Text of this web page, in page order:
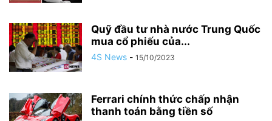
Quỹ đầu tư nhà nước Trung Quốc
mua cổ phiếu của...
4S News - 15/10/2023
Ferrari chính thức chấp nhận
thanh toán bằng tiền số